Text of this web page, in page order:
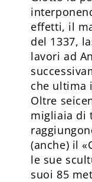
effetti, il
del 1337,
lavori ad
che ultima
Oltre
migliaia di
(anche) il
le sue
suoi 85